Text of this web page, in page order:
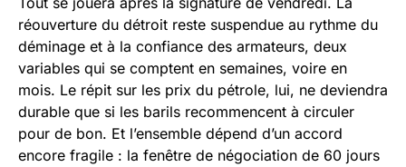
réouverture du détroit reste suspendue au rythme du
déminage et à la confiance des armateurs, deux
variables qui se comptent en semaines, voire en
mois. Le répit sur les prix du pétrole, lui, ne deviendra
durable que si les barils recommencent à circuler
pour de bon. Et l’ensemble dépend d’un accord
encore fragile : la fenêtre de négociation de 60 jours